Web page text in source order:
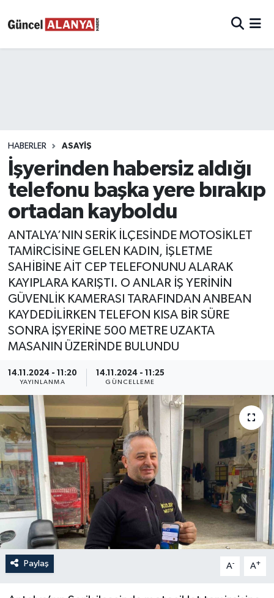
HABERLER ASAYIŞ
İşyerinden habersiz aldığı
telefonu başka yere bırakıp
ortadan kayboldu
ANTALYA’NIN SERİK İLÇESİNDE MOTOSİKLET
TAMİRCİSİNE GELEN KADIN, İŞLETME
SAHİBİNE AİT CEP TELEFONUNU ALARAK
KAYIPLARA KARIŞTI. O ANLAR İŞ YERİNİN
GÜVENLİK KAMERASI TARAFINDAN ANBEAN
KAYDEDİLİRKEN TELEFON KISA BİR SÜRE
SONRA İŞYERİNE 500 METRE UZAKTA
MASANIN ÜZERİNDE BULUNDU
14.11.2024 - 11:20
YAYINLANMA
14.11.2024 - 11:25
GÜNCELLEME
Paylaş A- A+